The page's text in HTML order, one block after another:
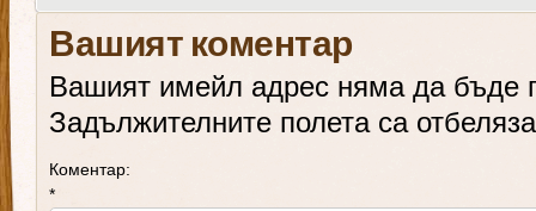
Вашият коментар
Вашият имейл адрес няма да бъде
Задължителните полета са
Коментар:
*